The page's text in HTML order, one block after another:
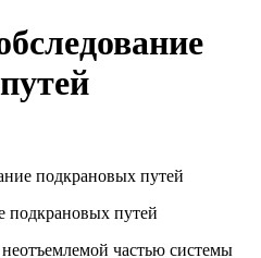
подкрановых путей
частью системы